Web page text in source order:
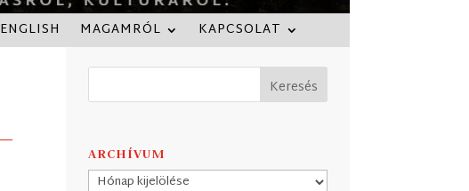
ENGLISH MAGAMRÓL KAPCSOLAT
ARCHÍVUM
Archívum